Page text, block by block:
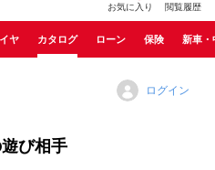
お気に入り 閲覧履歴
ヤ カタログ ローン 保険 新車・
ログイン
び相手